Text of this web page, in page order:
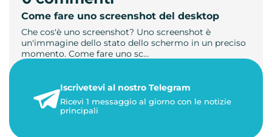
Come fare uno screenshot del desktop
Che cos'è uno screenshot? Uno screenshot è
un'immagine dello stato dello schermo in un preciso
momento. Come fare uno sc…
1 minuto di letturaIscrivetevi al nostro Telegram
Ricevi 1 messaggio al giorno con le notizie
principali